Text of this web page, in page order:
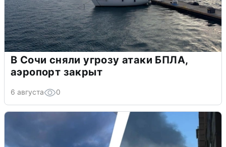
В Сочи сняли угрозу атаки БПЛА,
аэропорт закрыт
6 августа 0